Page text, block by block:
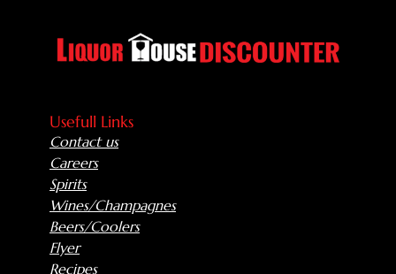
Usefull Links
Contact us
Careers
Spirits
Wines/Champagnes
Beers/Coolers
Flyer
Recipes